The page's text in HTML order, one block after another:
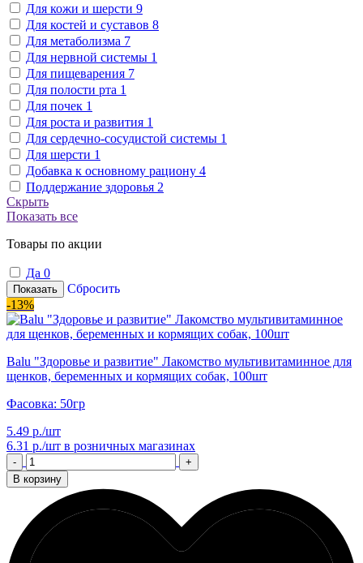
Для кожи и шерсти 9
Для костей и суставов 8
Для метаболизма 7
Для нервной системы 1
Для пищеварения 7
Для полости рта 1
Для почек 1
Для роста и развития 1
Для сердечно-сосудистой системы 1
Для шерсти 1
Добавка к основному рациону 4
Поддержание здоровья 2
Скрыть
Показать все
Товары по акции
Да 0
Показать
Сбросить
-13%
Balu "Здоровье и развитие" Лакомство мультивитаминное для
щенков, беременных и кормящих собак, 100шт
Фасовка: 50гр
5.49 р./шт
6.31 р./шт в розничных магазинах
-
+
В корзину